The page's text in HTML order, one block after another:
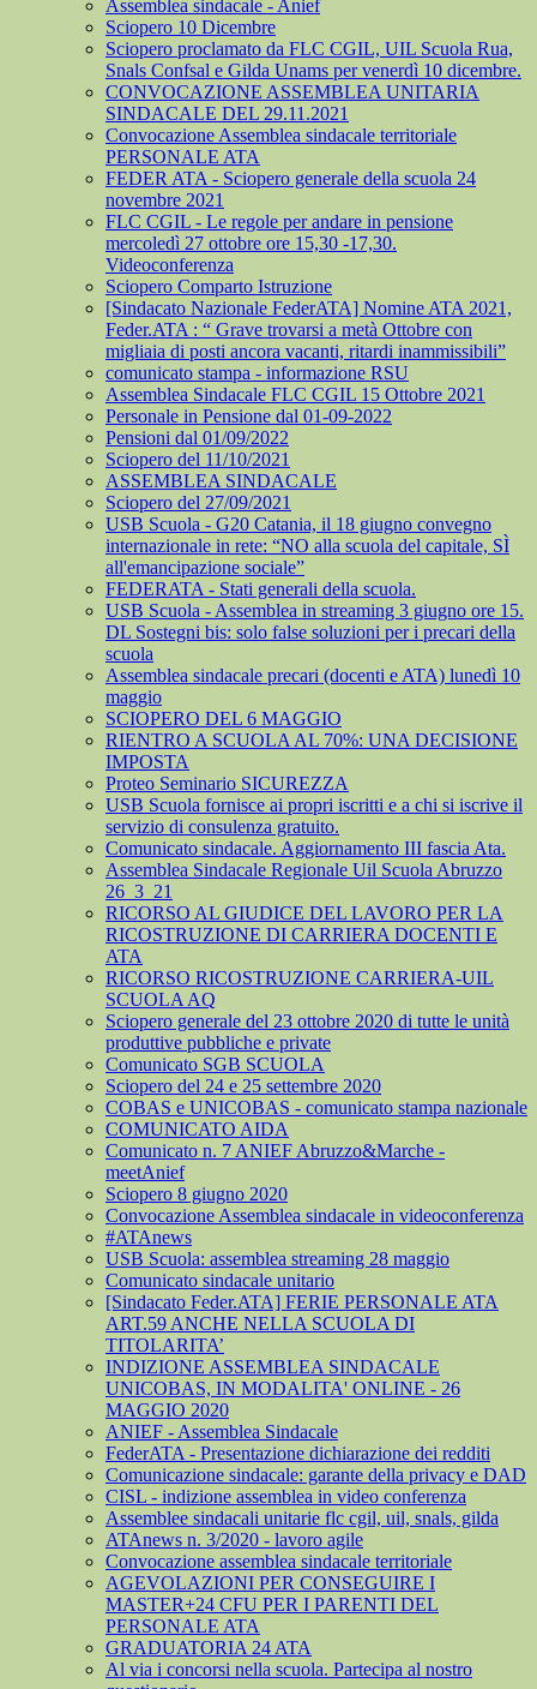
Assemblea sindacale - Anief
Sciopero 10 Dicembre
Sciopero proclamato da FLC CGIL, UIL Scuola Rua,
Snals Confsal e Gilda Unams per venerdì 10 dicembre.
CONVOCAZIONE ASSEMBLEA UNITARIA
SINDACALE DEL 29.11.2021
Convocazione Assemblea sindacale territoriale
PERSONALE ATA
FEDER ATA - Sciopero generale della scuola 24
novembre 2021
FLC CGIL - Le regole per andare in pensione
mercoledì 27 ottobre ore 15,30 -17,30.
Videoconferenza
Sciopero Comparto Istruzione
[Sindacato Nazionale FederATA] Nomine ATA 2021,
Feder.ATA : “ Grave trovarsi a metà Ottobre con
migliaia di posti ancora vacanti, ritardi inammissibili”
comunicato stampa - informazione RSU
Assemblea Sindacale FLC CGIL 15 Ottobre 2021
Personale in Pensione dal 01-09-2022
Pensioni dal 01/09/2022
Sciopero del 11/10/2021
ASSEMBLEA SINDACALE
Sciopero del 27/09/2021
USB Scuola - G20 Catania, il 18 giugno convegno
internazionale in rete: “NO alla scuola del capitale, SÌ
all'emancipazione sociale”
FEDERATA - Stati generali della scuola.
USB Scuola - Assemblea in streaming 3 giugno ore 15.
DL Sostegni bis: solo false soluzioni per i precari della
scuola
Assemblea sindacale precari (docenti e ATA) lunedì 10
maggio
SCIOPERO DEL 6 MAGGIO
RIENTRO A SCUOLA AL 70%: UNA DECISIONE
IMPOSTA
Proteo Seminario SICUREZZA
USB Scuola fornisce ai propri iscritti e a chi si iscrive il
servizio di consulenza gratuito.
Comunicato sindacale. Aggiornamento III fascia Ata.
Assemblea Sindacale Regionale Uil Scuola Abruzzo
26_3_21
RICORSO AL GIUDICE DEL LAVORO PER LA
RICOSTRUZIONE DI CARRIERA DOCENTI E
ATA
RICORSO RICOSTRUZIONE CARRIERA-UIL
SCUOLA AQ
Sciopero generale del 23 ottobre 2020 di tutte le unità
produttive pubbliche e private
Comunicato SGB SCUOLA
Sciopero del 24 e 25 settembre 2020
COBAS e UNICOBAS - comunicato stampa nazionale
COMUNICATO AIDA
Comunicato n. 7 ANIEF Abruzzo&Marche -
meetAnief
Sciopero 8 giugno 2020
Convocazione Assemblea sindacale in videoconferenza
#ATAnews
USB Scuola: assemblea streaming 28 maggio
Comunicato sindacale unitario
[Sindacato Feder.ATA] FERIE PERSONALE ATA
ART.59 ANCHE NELLA SCUOLA DI
TITOLARITA’
INDIZIONE ASSEMBLEA SINDACALE
UNICOBAS, IN MODALITA' ONLINE - 26
MAGGIO 2020
ANIEF - Assemblea Sindacale
FederATA - Presentazione dichiarazione dei redditi
Comunicazione sindacale: garante della privacy e DAD
CISL - indizione assemblea in video conferenza
Assemblee sindacali unitarie flc cgil, uil, snals, gilda
ATAnews n. 3/2020 - lavoro agile
Convocazione assemblea sindacale territoriale
AGEVOLAZIONI PER CONSEGUIRE I
MASTER+24 CFU PER I PARENTI DEL
PERSONALE ATA
GRADUATORIA 24 ATA
Al via i concorsi nella scuola. Partecipa al nostro